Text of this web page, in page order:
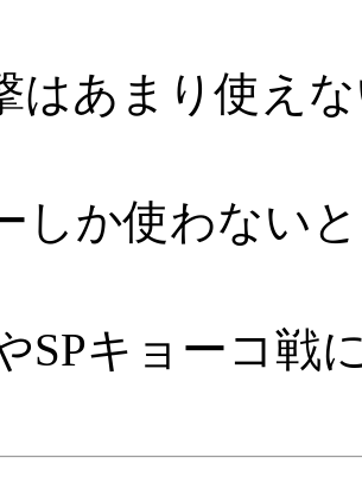
はあまり使え
しか使わない
SPキョーコ戦